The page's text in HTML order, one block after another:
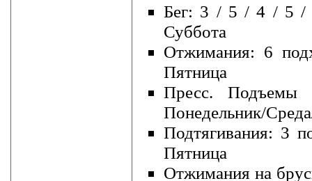
Бег: 3 / 5 / 4 / 5 /
Суббота
Отжимания: 6
Пятница
Пресс. Подъемы
Понедельник/
Подтягивания: 3
Пятница
Отжимания на